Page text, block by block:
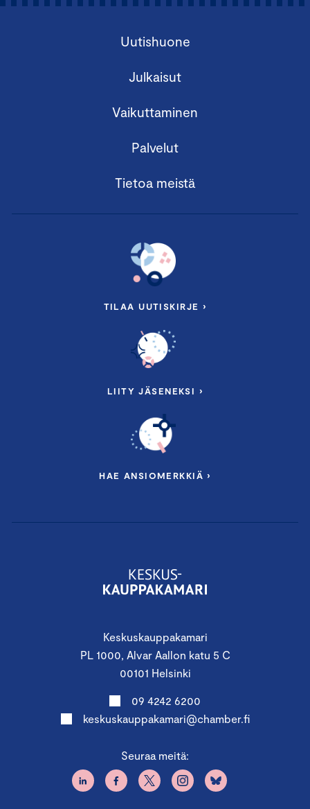
Keskuskauppakamari
PL 1000, Alvar Aallon katu 5 C
00101 Helsinki
09 4242 6200
keskuskauppakamari@chamber.fi
Seuraa meitä:
Uutishuone
Julkaisut
Vaikuttaminen
Palvelut
Tietoa meistä
TILAA UUTISKIRJE ›
LIITY JÄSENEKSI ›
HAE ANSIOMERKKIÄ ›